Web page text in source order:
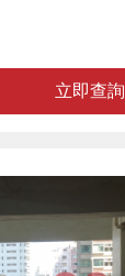
立即查詢